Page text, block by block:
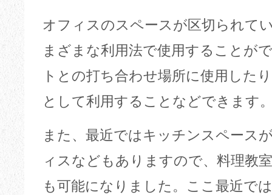
オフィスのスペースが区切られて
まざまな利用法で使用することが
トとの打ち合わせ場所に使用した
として利用することなどできます
また、最近ではキッチンスペース
ィスなどもありますので、料理教
も可能になりました。ここ最近で